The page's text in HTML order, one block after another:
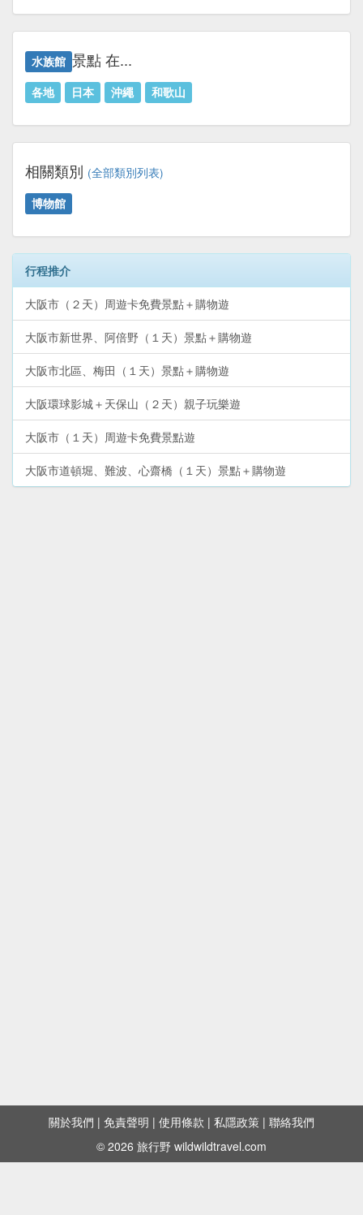
水族館 景點 在...
各地 日本 沖繩 和歌山
相關類別 (全部類別列表)
博物館
行程推介
大阪市（２天）周遊卡免費景點＋購物遊
大阪市新世界、阿倍野（１天）景點＋購物遊
大阪市北區、梅田（１天）景點＋購物遊
大阪環球影城＋天保山（２天）親子玩樂遊
大阪市（１天）周遊卡免費景點遊
大阪市道頓堀、難波、心齋橋（１天）景點＋購物遊
關於我們 | 免責聲明 | 使用條款 | 私隱政策 | 聯絡我們
© 2026 旅行野 wildwildtravel.com